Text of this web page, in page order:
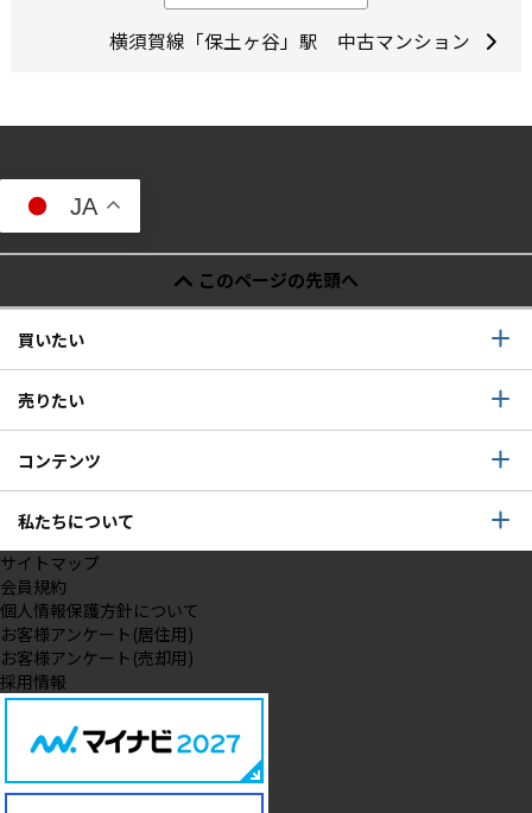
横須賀線「保土ヶ谷」駅 中古マンション
JA
このページの先頭へ
買いたい
売りたい
コンテンツ
私たちについて
サイトマップ
会員規約
個人情報保護方針について
お客様アンケート(居住用)
お客様アンケート(売却用)
採用情報